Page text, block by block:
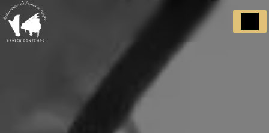
Panneau de gestion des cookies